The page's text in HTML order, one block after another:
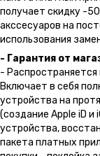
получает скидку -
акссесуаров на
использования
- Гарантия от
-
Включает в себя
устройства на
(создание Apple iD
устройства,
пакета платных